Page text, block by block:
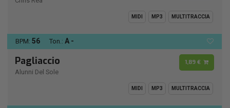
MIDI MP3 MULTITRACCIA
BPM: 56 Ton.: A -
Pagliaccio
Alunni Del Sole
1,89 €
MIDI MP3 MULTITRACCIA